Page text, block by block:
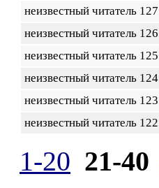
неизвестный читатель 127
неизвестный читатель 126
неизвестный читатель 125
неизвестный читатель 124
неизвестный читатель 123
неизвестный читатель 122
1-20 21-40